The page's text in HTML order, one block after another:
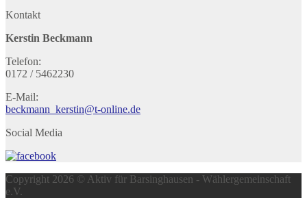
Kontakt
Kerstin Beckmann
Telefon:
0172 / 5462230
E-Mail:
beckmann_kerstin@t-online.de
Social Media
Copyright 2026 © Aktiv für Barsinghausen - Wählergemeinschaft
e.V.